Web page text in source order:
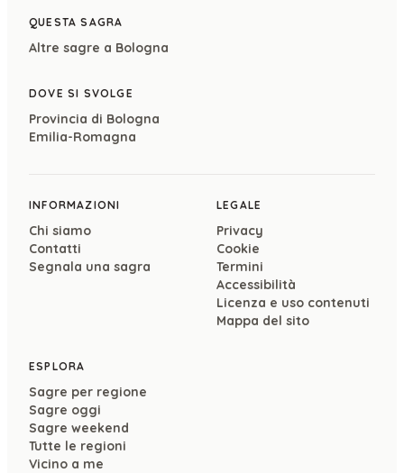
QUESTA SAGRA
Altre sagre a Bologna
DOVE SI SVOLGE
Provincia di Bologna
Emilia-Romagna
INFORMAZIONI
Chi siamo
Contatti
Segnala una sagra
LEGALE
Privacy
Cookie
Termini
Accessibilità
Licenza e uso contenuti
Mappa del sito
ESPLORA
Sagre per regione
Sagre oggi
Sagre weekend
Tutte le regioni
Vicino a me